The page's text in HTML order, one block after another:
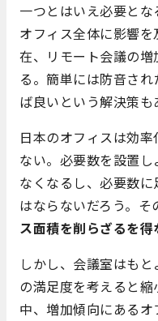
一つとはいえ必要と
オフィス全体に影響
在、リモート会議の
る。簡単には防音さ
ば良いという解決策も
日本のオフィスは効
ない。必要数を設置
なくなるし、必要数
はならないだろう。そ
ス面積を削らざるを
しかし、会議室はも
の満足度を考えると
中、増加傾向にある